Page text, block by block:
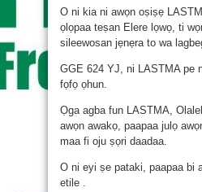
O ni kia ni awọn oṣiṣẹ
ọlọpaa teṣan Elere lọwọ, ti
sileewosan jẹnẹra to wa
GGE 624 YJ, ni LASTMA pe
fọfọ ọhun.
Ọga agba fun LASTMA,
awọn awakọ, paapaa julọ
maa fi oju ṣọri daadaa.
O ni eyi ṣe pataki, paapaa bi
etile .